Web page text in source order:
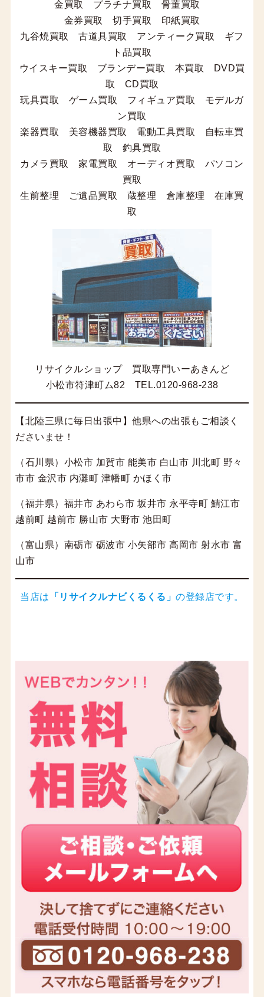
金買取 プラチナ買取 骨董買取
金券買取 切手買取 印紙買取
九谷焼買取 古道具買取 アンティーク買取 ギフ
ト品買取
ウイスキー買取 ブランデー買取 本買取 DVD買
取 CD買取
玩具買取 ゲーム買取 フィギュア買取 モデルガ
ン買取
楽器買取 美容機器買取 電動工具買取 自転車買
取 釣具買取
カメラ買取 家電買取 オーディオ買取 パソコン
買取
生前整理 ご遺品買取 蔵整理 倉庫整理 在庫買
取
リサイクルショップ 買取専門いーあきんど
小松市符津町ム82 TEL.0120-968-238
【北陸三県に毎日出張中】他県への出張もご相談く
ださいませ！
（石川県）小松市 加賀市 能美市 白山市 川北町 野々
市市 金沢市 内灘町 津幡町 かほく市
（福井県）福井市 あわら市 坂井市 永平寺町 鯖江市
越前町 越前市 勝山市 大野市 池田町
（富山県）南砺市 砺波市 小矢部市 高岡市 射水市 富
山市
当店は 「 リサイクルナビくるくる 」の登録店です。